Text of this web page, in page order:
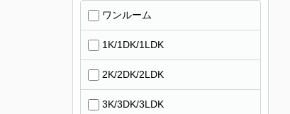
ワンルーム
1K/1DK/1LDK
2K/2DK/2LDK
3K/3DK/3LDK